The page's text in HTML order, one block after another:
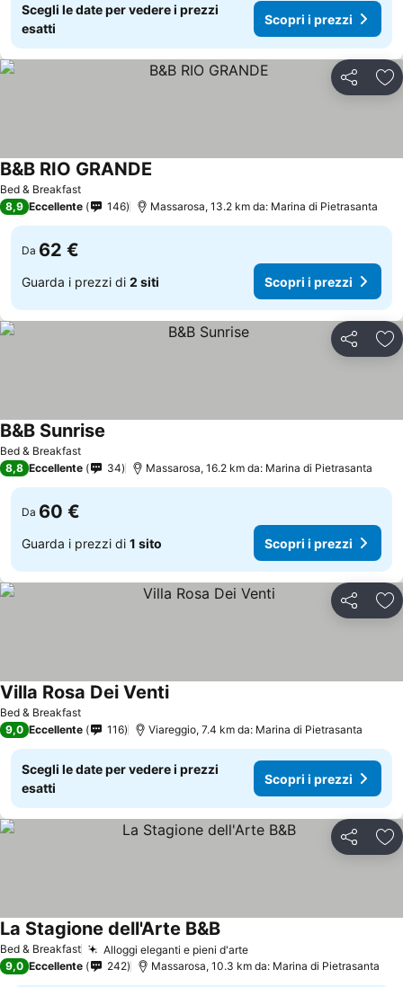
Scegli le date per vedere i prezzi
esatti
Scopri i prezzi
Condividi
Bed & Breakfast
B&B RIO GRANDE
8,9 Eccellente 146 Massarosa, 13.2 km da: Marina di Pietrasanta
Da 62 €
Guarda i prezzi di 2 siti Scopri i prezzi
Condividi
Bed & Breakfast
B&B Sunrise
8,8 Eccellente 34 Massarosa, 16.2 km da: Marina di Pietrasanta
Da 60 €
Guarda i prezzi di 1 sito Scopri i prezzi
Condividi
Bed & Breakfast
Villa Rosa Dei Venti
9,0 Eccellente 116 Viareggio, 7.4 km da: Marina di Pietrasanta
Scegli le date per vedere i prezzi
esatti
Scopri i prezzi
Condividi
Bed & Breakfast Alloggi eleganti e pieni d'arte
La Stagione dell'Arte B&B
9,0 Eccellente 242 Massarosa, 10.3 km da: Marina di Pietrasanta